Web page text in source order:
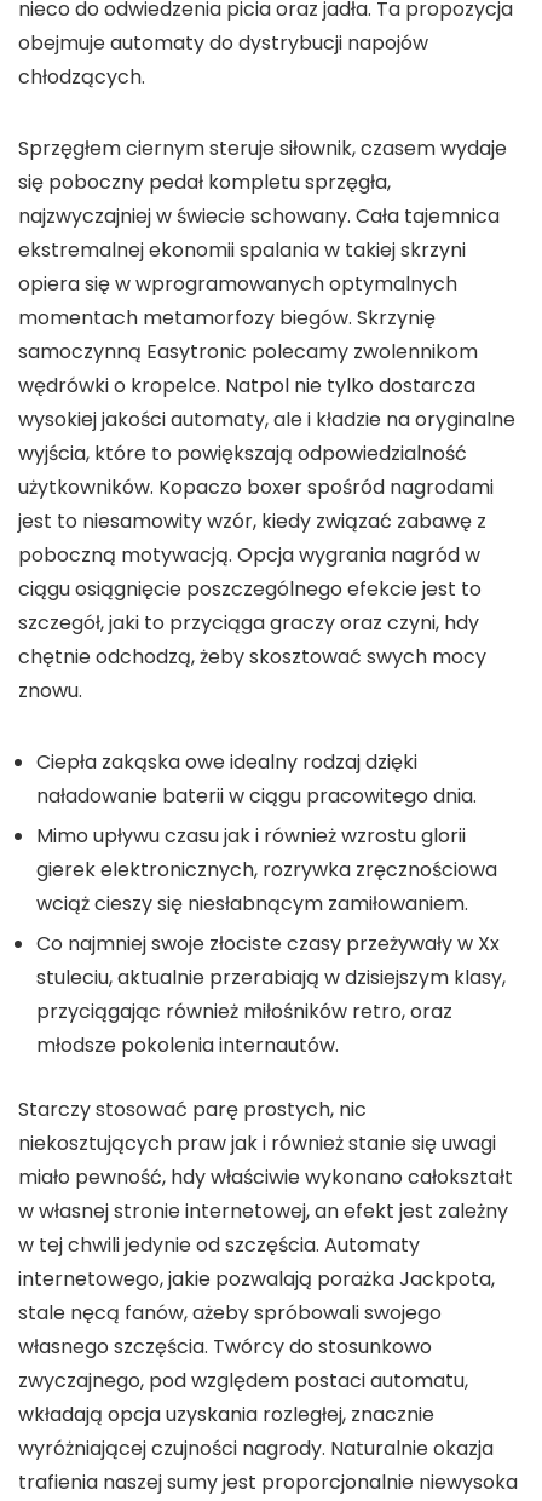
nieco do odwiedzenia picia oraz jadła. Ta propozycja
obejmuje automaty do dystrybucji napojów
chłodzących.
Sprzęgłem ciernym steruje siłownik, czasem wydaje
się poboczny pedał kompletu sprzęgła,
najzwyczajniej w świecie schowany. Cała tajemnica
ekstremalnej ekonomii spalania w takiej skrzyni
opiera się w wprogramowanych optymalnych
momentach metamorfozy biegów. Skrzynię
samoczynną Easytronic polecamy zwolennikom
wędrówki o kropelce. Natpol nie tylko dostarcza
wysokiej jakości automaty, ale i kładzie na oryginalne
wyjścia, które to powiększają odpowiedzialność
użytkowników. Kopaczo boxer spośród nagrodami
jest to niesamowity wzór, kiedy związać zabawę z
poboczną motywacją. Opcja wygrania nagród w
ciągu osiągnięcie poszczególnego efekcie jest to
szczegół, jaki to przyciąga graczy oraz czyni, hdy
chętnie odchodzą, żeby skosztować swych mocy
znowu.
Ciepła zakąska owe idealny rodzaj dzięki
naładowanie baterii w ciągu pracowitego dnia.
Mimo upływu czasu jak i również wzrostu glorii
gierek elektronicznych, rozrywka zręcznościowa
wciąż cieszy się niesłabnącym zamiłowaniem.
Co najmniej swoje złociste czasy przeżywały w Xx
stuleciu, aktualnie przerabiają w dzisiejszym klasy,
przyciągając również miłośników retro, oraz
młodsze pokolenia internautów.
Starczy stosować parę prostych, nic
niekosztujących praw jak i również stanie się uwagi
miało pewność, hdy właściwie wykonano całokształt
w własnej stronie internetowej, an efekt jest zależny
w tej chwili jedynie od szczęścia. Automaty
internetowego, jakie pozwalają porażka Jackpota,
stale nęcą fanów, ażeby spróbowali swojego
własnego szczęścia. Twórcy do stosunkowo
zwyczajnego, pod względem postaci automatu,
wkładają opcja uzyskania rozległej, znacznie
wyróżniającej czujności nagrody. Naturalnie okazja
trafienia naszej sumy jest proporcjonalnie niewysoka